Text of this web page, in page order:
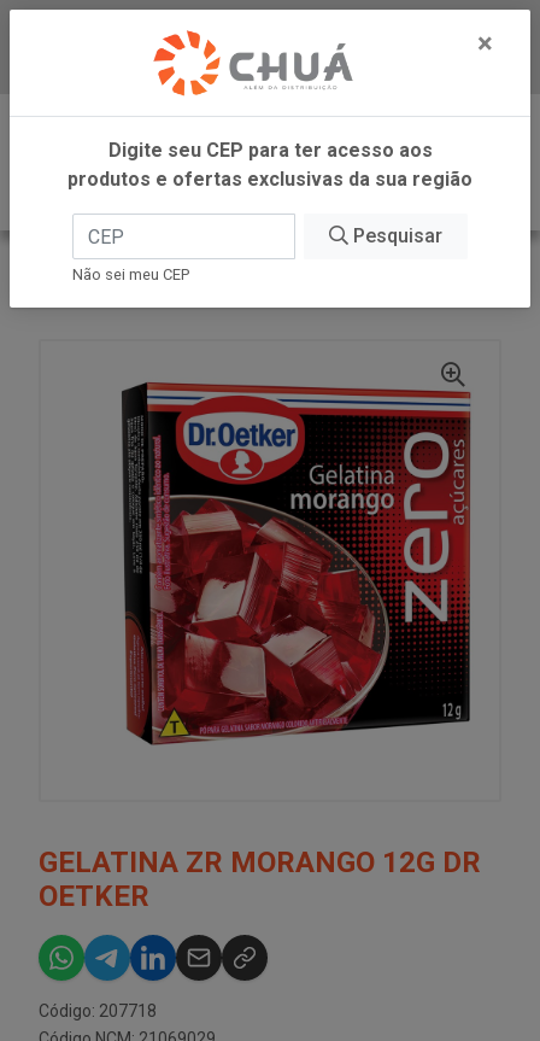
Baixe já nosso APP
0
INÍCIO
DR OETKER BRASIL
GELATINA ZR MORANGO 12G DR
OETKER
Código: 207718
×
Digite seu CEP para ter acesso aos
produtos e ofertas exclusivas da sua região
Pesquisar
Não sei meu CEP